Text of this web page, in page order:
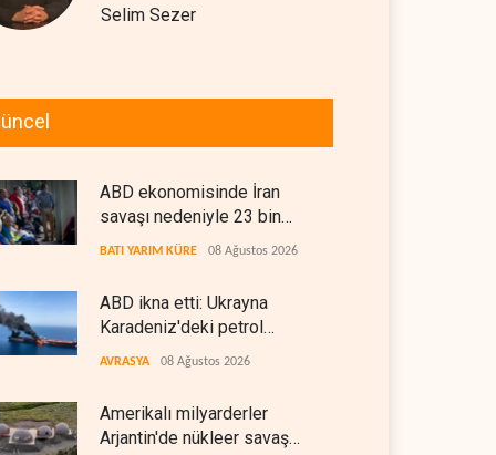
Selim Sezer
ABD ekonomisinde İran
savaşı nedeniyle 23 bin
istihdam kaybı yaşandı
BATI YARIM KÜRE 08 Ağustos 2026
ABD ikna etti: Ukrayna
Karadeniz'deki petrol
tankerlerini vurmayacak
AVRASYA 08 Ağustos 2026
Amerikalı milyarderler
Arjantin'de nükleer savaş